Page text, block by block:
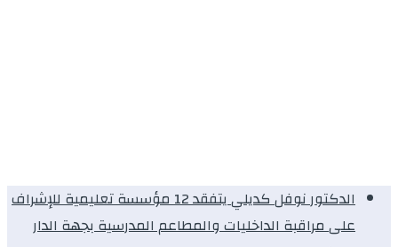
الدكتور نوفل كديلي يتفقد 12 مؤسسة تعليمية للإشراف
على مراقبة الداخليات والمطاعم المدرسية بجهة الدار